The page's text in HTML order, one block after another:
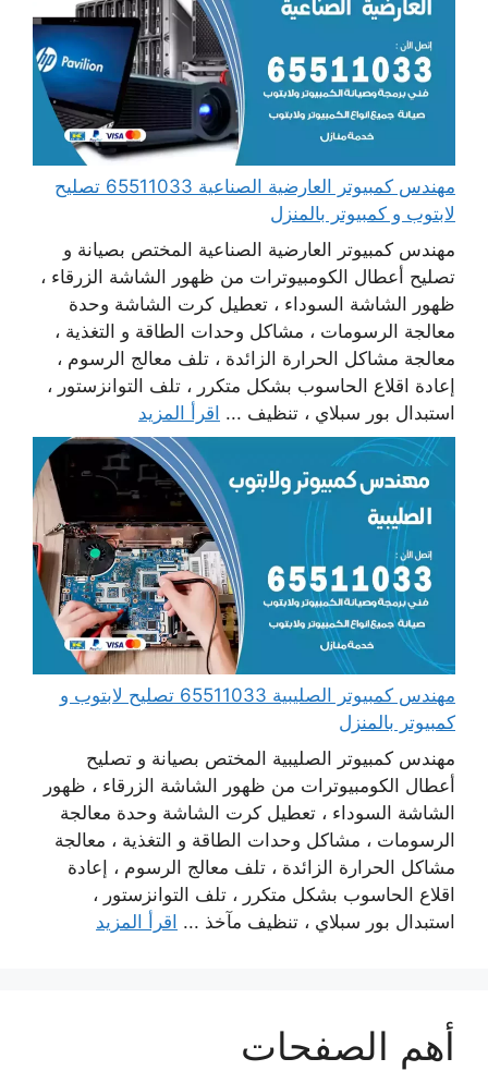
مهندس كمبيوتر العارضية الصناعية 65511033 تصليح
لابتوب و كمبيوتر بالمنزل
مهندس كمبيوتر العارضية الصناعية المختص بصيانة و
تصليح أعطال الكومبيوترات من ظهور الشاشة الزرقاء ،
ظهور الشاشة السوداء ، تعطيل كرت الشاشة وحدة
معالجة الرسومات ، مشاكل وحدات الطاقة و التغذية ،
معالجة مشاكل الحرارة الزائدة ، تلف معالج الرسوم ،
إعادة اقلاع الحاسوب بشكل متكرر ، تلف التوانزستور ،
استبدال بور سبلاي ، تنظيف ... اقرأ المزيد
مهندس كمبيوتر الصليبية 65511033 تصليح لابتوب و
كمبيوتر بالمنزل
مهندس كمبيوتر الصليبية المختص بصيانة و تصليح
أعطال الكومبيوترات من ظهور الشاشة الزرقاء ، ظهور
الشاشة السوداء ، تعطيل كرت الشاشة وحدة معالجة
الرسومات ، مشاكل وحدات الطاقة و التغذية ، معالجة
مشاكل الحرارة الزائدة ، تلف معالج الرسوم ، إعادة
اقلاع الحاسوب بشكل متكرر ، تلف التوانزستور ،
استبدال بور سبلاي ، تنظيف مآخذ ... اقرأ المزيد
أهم الصفحات